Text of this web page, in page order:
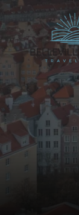
Aller
contenu